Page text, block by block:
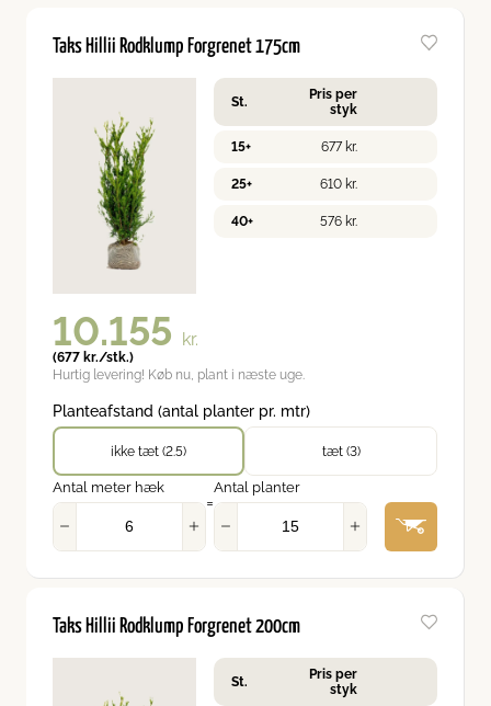
Taks Hillii Rodklump Forgrenet 175cm
St.
Pris per
styk
15+ 677 kr.
25+ 610 kr.
40+ 576 kr.
Planteafstand (antal planter pr. mtr)
ikke tæt (2.5) tæt (3)
Antal meter hæk
=
Antal planter
10.155 kr.
(677 kr./stk.)
Hurtig levering! Køb nu, plant i næste uge.
Taks Hillii Rodklump Forgrenet 200cm
St.
Pris per
styk